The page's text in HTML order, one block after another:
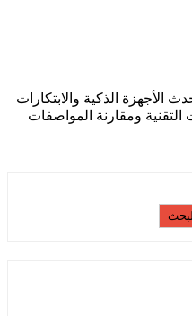
الأجهزة الذكية والابتكارات
التقنية ومقارنة المواصفات
البحث